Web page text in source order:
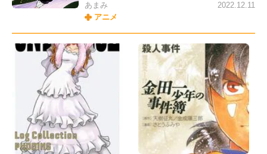
あまみ
アニメ
2022.12.11